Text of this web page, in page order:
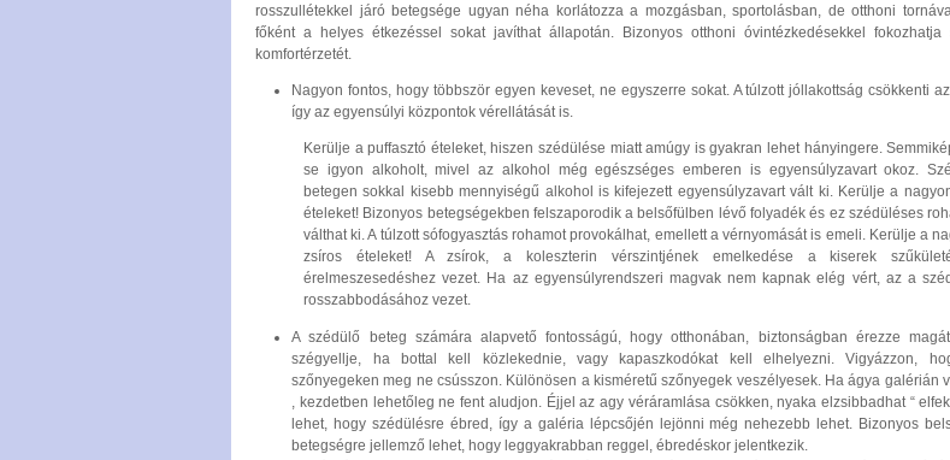
rosszullétekkel járó betegsége ugyan néha korlátozza a mozgásban, sportolásban, de otthoni
főként a helyes étkezéssel sokat javíthat állapotán. Bizonyos otthoni óvintézkedésekkel fokozhatja
komfortérzetét.
Nagyon fontos, hogy többször egyen keveset, ne egyszerre sokat. A túlzott jóllakottság csökkenti
így az egyensúlyi központok vérellátását is.
Kerülje a puffasztó ételeket, hiszen szédülése miatt amúgy is gyakran lehet hányingere.
se igyon alkoholt, mivel az alkohol még egészséges emberen is egyensúlyzavart okoz.
betegen sokkal kisebb mennyiségű alkohol is kifejezett egyensúlyzavart vált ki. Kerülje a
ételeket! Bizonyos betegségekben felszaporodik a belsőfülben lévő folyadék és ez szédüléses
válthat ki. A túlzott sófogyasztás rohamot provokálhat, emellett a vérnyomását is emeli. Kerülje a
zsíros ételeket! A zsírok, a koleszterin vérszintjének emelkedése a kiserek
érelmeszesedéshez vezet. Ha az egyensúlyrendszeri magvak nem kapnak elég vért, az a
rosszabbodásához vezet.
A szédülő beteg számára alapvető fontosságú, hogy otthonában, biztonságban érezze
szégyellje, ha bottal kell közlekednie, vagy kapaszkodókat kell elhelyezni. Vigyázzon,
szőnyegeken meg ne csússzon. Különösen a kisméretű szőnyegek veszélyesek. Ha ágya galérián
, kezdetben lehetőleg ne fent aludjon. Éjjel az agy véráramlása csökken, nyaka elzsibbadhat “
lehet, hogy szédülésre ébred, így a galéria lépcsőjén lejönni még nehezebb lehet. Bizonyos
betegségre jellemző lehet, hogy leggyakrabban reggel, ébredéskor jelentkezik.